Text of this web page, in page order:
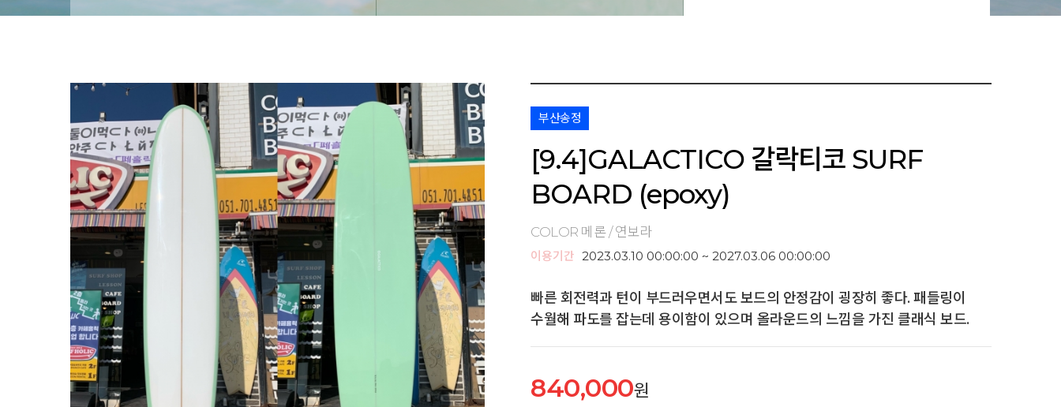
부산송정
[9.4]GALACTICO 갈락티코 SURF
BOARD (epoxy)
COLOR 메론 / 연보라
이용기간 2023.03.10 00:00:00 ~ 2027.03.06 00:00:00
빠른 회전력과 턴이 부드러우면서도 보드의 안정감이 굉장히 좋다. 패들링이
수월해 파도를 잡는데 용이함이 있으며 올라운드의 느낌을 가진 클래식 보드.
840,000원